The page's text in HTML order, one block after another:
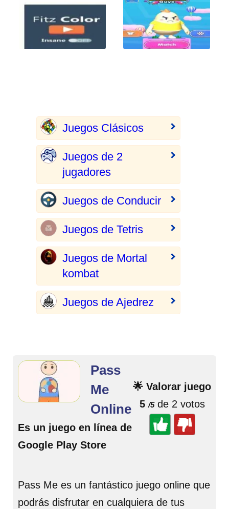
Juegos Clásicos
Juegos de 2
jugadores
Juegos de Conducir
Juegos de Tetris
Juegos de Mortal
kombat
Juegos de Ajedrez
🌟 Valorar juego
5 /5de 2 votos
Pass
Me
Online
Es un juego en línea de
Google Play Store
Pass Me es un fantástico juego online que
podrás disfrutar en cualquiera de tus